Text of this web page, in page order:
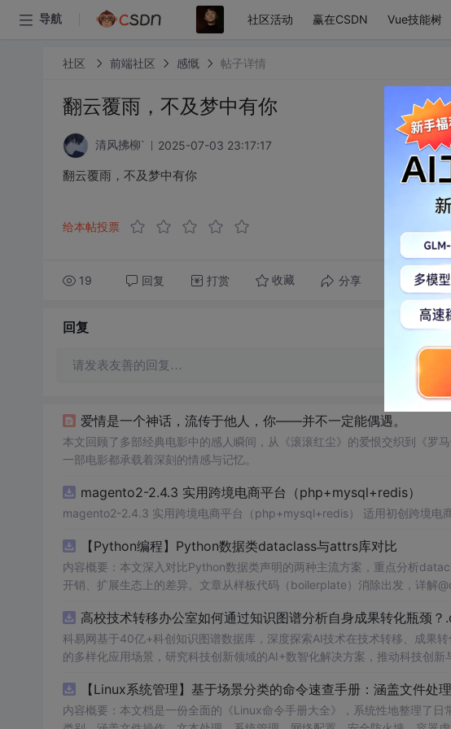
导航 社区活动 赢在CSDN Vue技能树
社区 前端社区 感慨 帖子详情
翻云覆雨，不及梦中有你
清风拂柳` 2025-07-03 23:17:17
翻云覆雨，不及梦中有你
给本帖投票
19 回复 打赏 收藏 分享 转发到
回复
请发表友善的回复…
爱情是一个神话，流传于他人，你——并不一定能偶遇。
本文回顾了多部经典电影中的感人瞬间，从《滚滚红尘》的爱恨交织到《罗
一部电影都承载着深刻的情感与记忆。
magento2-2.4.3 实用跨境电商平台（php+mysql+redis）
magento2-2.4.3 实用跨境电商平台（php+mysql+redis） 适用初创
【Python编程】Python数据类dataclass与attrs库对比
内容概要：本文深入对比Python数据类声明的两种主流方案，重点分析
开销、扩展生态上的差异。文章从样板代码（boilerplate）消除出发，详
ers类型转换器、以及auto_attribs的PEP 526注解兼容模式，同时介绍
增强、以及marshmallow的Schema显式定义，最后给出在配置对象、DTO
略。 m.czqysy.com m.cxs666.com canankeyy.com btcxxm.com
高校技术转移办公室如何通过知识图谱分析自身成果转化瓶颈？
科易网基于40亿+科创知识图谱数据库，深度探索AI技术在技术转移、成果
的多样化应用场景，研究科技创新领域的AI+数智化解决方案，推动科技创新
【Linux系统管理】基于场景分类的命令速查手册：涵盖文件
内容概要：本文档是一份全面的《Linux命令手册大全》，系统性地整理了